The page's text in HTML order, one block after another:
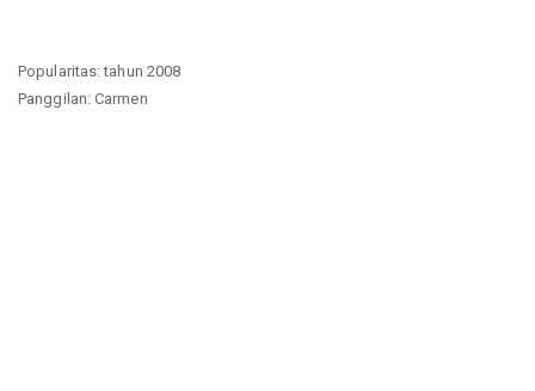
Popularitas: tahun 2008
Panggilan: Carmen